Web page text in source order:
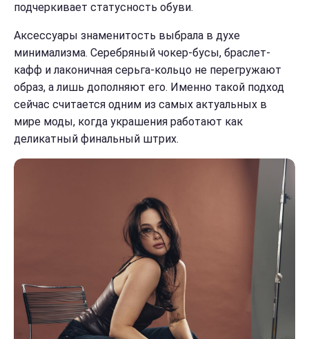
подчеркивает статусность обуви.
Аксессуары знаменитость выбрала в духе
минимализма. Серебряный чокер-бусы, браслет-
кафф и лаконичная серьга-кольцо не перегружают
образ, а лишь дополняют его. Именно такой подход
сейчас считается одним из самых актуальных в
мире моды, когда украшения работают как
деликатный финальный штрих.